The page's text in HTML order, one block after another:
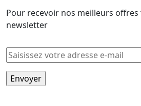
Pour recevoir nos meilleurs offres
newsletter